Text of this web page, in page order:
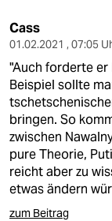
Cass
01.02.2021 , 07:05
"Auch forderte er
Beispiel sollte
bringen. So
zwischen
pure Theorie,
reicht aber zu
etwas ändern
zum Beitrag